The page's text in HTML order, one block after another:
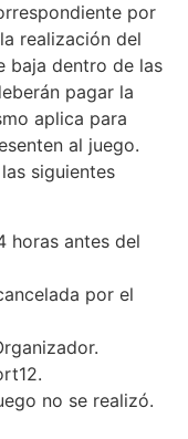
por
realización del
baja dentro de las
pagar la
aplica para
al juego.
siguientes
horas antes del
por el
no se realizó.